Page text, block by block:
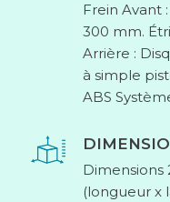
Frein Avant
300 mm.
Arrière :
à simple
ABS
Dimensions
(longueur x